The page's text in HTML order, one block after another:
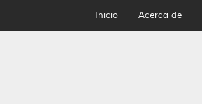
Inicio Acerca de